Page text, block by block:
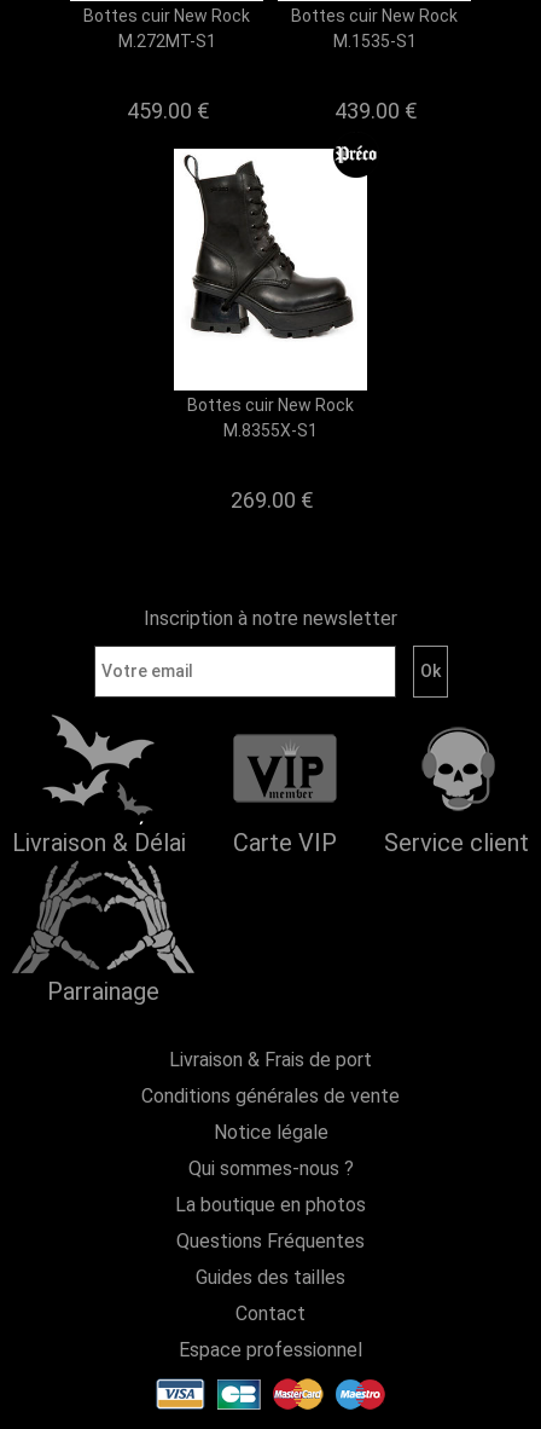
Bottes cuir New Rock
M.272MT-S1
459.00 €
Bottes cuir New Rock
M.1535-S1
439.00 €
Bottes cuir New Rock
M.8355X-S1
269.00 €
Inscription à notre newsletter
Livraison & Délai Carte VIP Service client
Parrainage
Livraison & Frais de port
Conditions générales de vente
Notice légale
Qui sommes-nous ?
La boutique en photos
Questions Fréquentes
Guides des tailles
Contact
Espace professionnel